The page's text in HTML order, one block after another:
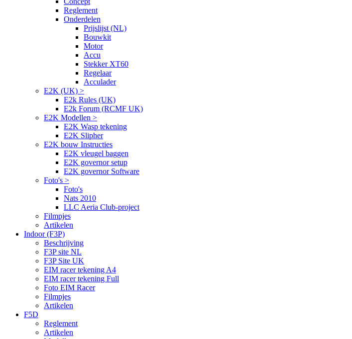
Reglement
Onderdelen
Prijslijst (NL)
Bouwkit
Motor
Accu
Stekker XT60
Regelaar
Acculader
E2K (UK) >
E2k Rules (UK)
E2k Forum (RCMF UK)
E2K Modellen >
E2K Wasp tekening
E2K Slipher
E2K bouw Instructies
E2K vleugel baggen
E2K governor setup
E2K governor Software
Foto's >
Foto's
Nats 2010
LLC Aeria Club-project
Filmpjes
Artikelen
Indoor (F3P)
Beschrijving
F3P site NL
F3P Site UK
EIM racer tekening A4
EIM racer tekening Full
Foto EIM Racer
Filmpjes
Artikelen
F5D
Reglement
Artikelen